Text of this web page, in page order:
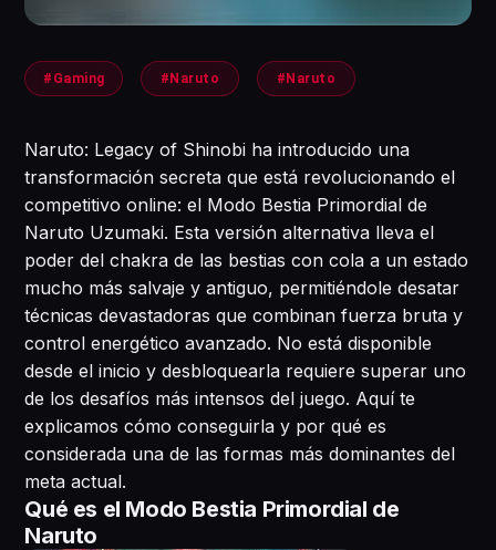
#Gaming #Naruto #Naruto
Naruto: Legacy of Shinobi ha introducido una
transformación secreta que está revolucionando el
competitivo online: el Modo Bestia Primordial de
Naruto Uzumaki. Esta versión alternativa lleva el
poder del chakra de las bestias con cola a un estado
mucho más salvaje y antiguo, permitiéndole desatar
técnicas devastadoras que combinan fuerza bruta y
control energético avanzado. No está disponible
desde el inicio y desbloquearla requiere superar uno
de los desafíos más intensos del juego. Aquí te
explicamos cómo conseguirla y por qué es
considerada una de las formas más dominantes del
meta actual.
Qué es el Modo Bestia Primordial de
Naruto